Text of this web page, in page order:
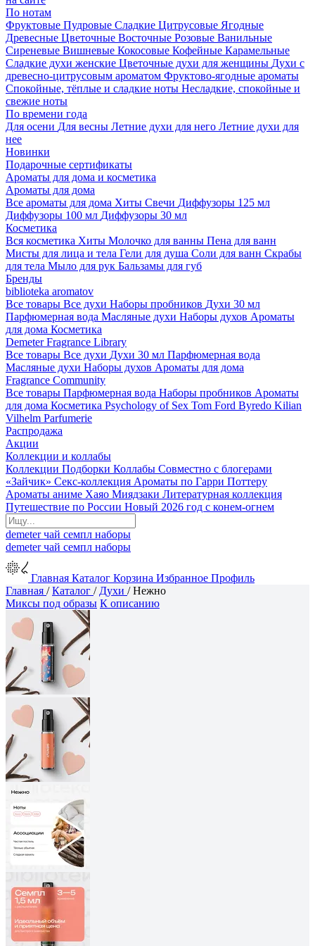
По нотам
Фруктовые Пудровые Сладкие Цитрусовые Ягодные
Древесные Цветочные Восточные Розовые Ванильные
Сиреневые Вишневые Кокосовые Кофейные Карамельные
Сладкие духи женские Цветочные духи для женщины Духи с
древесно-цитрусовым ароматом Фруктово-ягодные ароматы
Спокойные, тёплые и сладкие ноты Несладкие, спокойные и
свежие ноты
По времени года
Для осени Для весны Летние духи для него Летние духи для
нее
Новинки
Подарочные сертификаты
Ароматы для дома и косметика
Ароматы для дома
Все ароматы для дома Хиты Свечи Диффузоры 125 мл
Диффузоры 100 мл Диффузоры 30 мл
Косметика
Вся косметика Хиты Молочко для ванны Пена для ванн
Мисты для лица и тела Гели для душа Соли для ванн Скрабы
для тела Мыло для рук Бальзамы для губ
Бренды
biblioteka aromatov
Все товары Все духи Наборы пробников Духи 30 мл
Парфюмерная вода Масляные духи Наборы духов Ароматы
для дома Косметика
Demeter Fragrance Library
Все товары Все духи Духи 30 мл Парфюмерная вода
Масляные духи Наборы духов Ароматы для дома
Fragrance Community
Все товары Парфюмерная вода Наборы пробников Ароматы
для дома Косметика Psychology of Sex Tom Ford Byredo Kilian
Vilhelm Parfumerie
Распродажа
Акции
Коллекции и коллабы
Коллекции Подборки Коллабы Совместно с блогерами
«Зайчик» Секс-коллекция Ароматы по Гарри Поттеру
Ароматы аниме Хаяо Миядзаки Литературная коллекция
Путешествие по России Новый 2026 год с конем-огнем
demeterчай семпл наборы
demeterчай семпл наборы
Главная Каталог Корзина Избранное Профиль
Главная /Каталог / Духи /Нежно
Миксы под образы К описанию